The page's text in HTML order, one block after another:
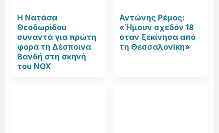
Η Νατάσα
Θεοδωρίδου
συναντά για πρώτη
φορά τη Δέσποινα
Βανδή στη σκηνή
του NOX
Αντώνης Ρέμος:
«Ήμουν σχεδόν 18
όταν ξεκίνησα από
τη Θεσσαλονίκη»